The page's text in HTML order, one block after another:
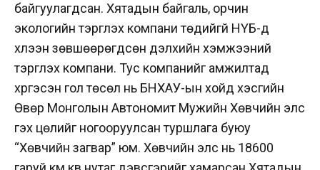
байгуулагдсан. Хятадын байгаль, орчин
экологийн тэргүүлэх компани төдийгүй НҮБ-д
хүлээн зөвшөөрөгдсөн дэлхийн хэмжээний
тэргүүлэх компани. Тус компанийг амжилтад
хүргэсэн гол төсөл нь БНХАУ-ын хойд хэсгийн
Өвөр Монголын Автономит Мужийн Хөвчийн элс
гэх цөлийг ногооруулсан туршлага буюу
“Хөвчийн загвар” юм. Хөвчийн элс нь 18600